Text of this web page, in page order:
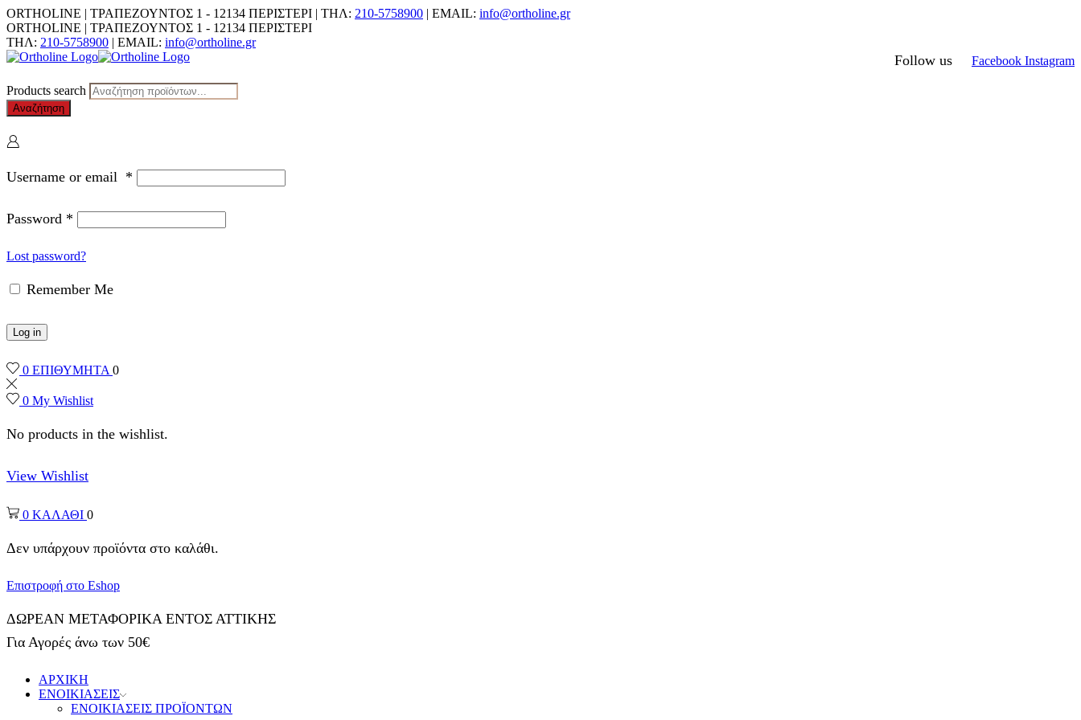
ORTHOLINE | ΤΡΑΠΕΖΟΥΝΤΟΣ 1 - 12134 ΠΕΡΙΣΤΕΡΙ | ΤΗΛ: 210-5758900 | EMAIL: info@ortholine.gr
ORTHOLINE | ΤΡΑΠΕΖΟΥΝΤΟΣ 1 - 12134 ΠΕΡΙΣΤΕΡΙ
ΤΗΛ: 210-5758900 | EMAIL: info@ortholine.gr
Follow us Facebook Instagram
Products search
Αναζήτηση
Username or email *
Password *
Lost password?
Remember Me
Log in
0 ΕΠΙΘΥΜΗΤΑ 0
0 My Wishlist
No products in the wishlist.
View Wishlist
0 ΚΑΛΑΘΙ 0
Δεν υπάρχουν προϊόντα στο καλάθι.
Επιστροφή στο Eshop
ΔΩΡΕΑΝ ΜΕΤΑΦΟΡΙΚΑ ΕΝΤΟΣ ΑΤΤΙΚΗΣ
Για Αγορές άνω των 50€
ΑΡΧΙΚΗ
ΕΝΟΙΚΙΑΣΕΙΣ
ΕΝΟΙΚΙΑΣΕΙΣ ΠΡΟΪΟΝΤΩΝ